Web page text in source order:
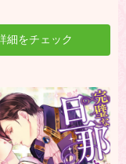
細をチェック